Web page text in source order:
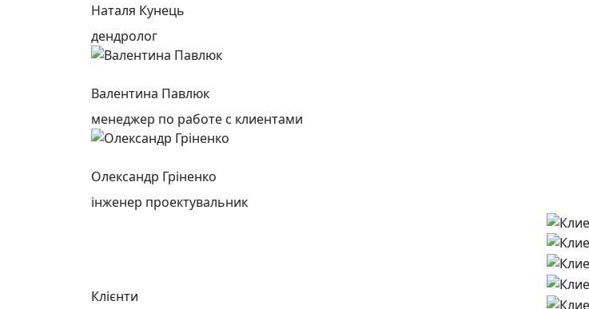
Наталя Кунець
дендролог
Валентина Павлюк
менеджер по работе с клиентами
Олександр Гріненко
інженер проектувальник
Клієнти